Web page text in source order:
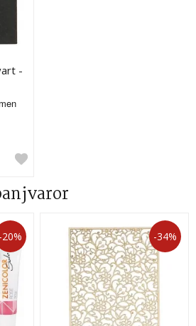
-
-20% -34%